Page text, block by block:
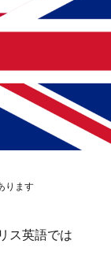
ります
ス英語では